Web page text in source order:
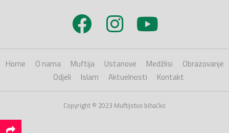
Home O nama Muftija Ustanove Medžlisi
Obrazovanje
Odjeli
Islam Aktuelnosti Kontakt
Copyright © 2023 Muftijstvo bihaćko